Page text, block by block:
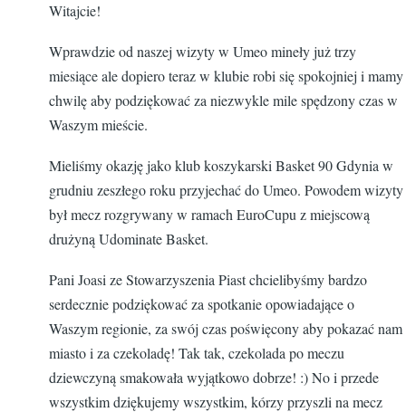
Witajcie!
Wprawdzie od naszej wizyty w Umeo mineły już trzy
miesiące ale dopiero teraz w klubie robi się spokojniej i mamy
chwilę aby podziękować za niezwykle mile spędzony czas w
Waszym mieście.
Mieliśmy okazję jako klub koszykarski Basket 90 Gdynia w
grudniu zeszłego roku przyjechać do Umeo. Powodem wizyty
był mecz rozgrywany w ramach EuroCupu z miejscową
drużyną Udominate Basket.
Pani Joasi ze Stowarzyszenia Piast chcielibyśmy bardzo
serdecznie podziękować za spotkanie opowiadające o
Waszym regionie, za swój czas poświęcony aby pokazać nam
miasto i za czekoladę! Tak tak, czekolada po meczu
dziewczyną smakowała wyjątkowo dobrze! :) No i przede
wszystkim dziękujemy wszystkim, kórzy przyszli na mecz